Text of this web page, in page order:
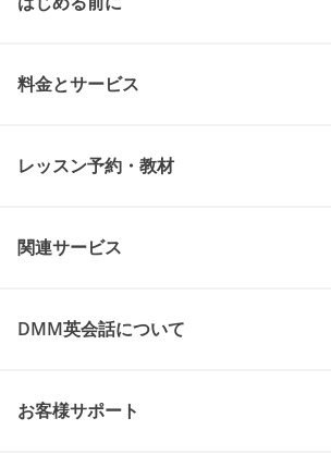
料金とサービス
レッスン予約・教材
関連サービス
DMM英会話について
お客様サポート